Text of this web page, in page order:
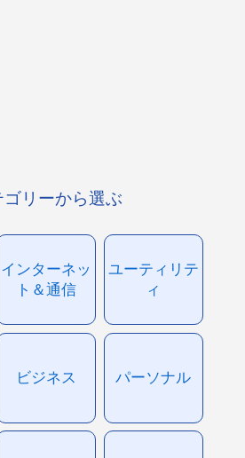
ゴリーから選ぶ
インターネッ
ト＆通信
ユーティリテ
ィ
ビジネス パーソナル